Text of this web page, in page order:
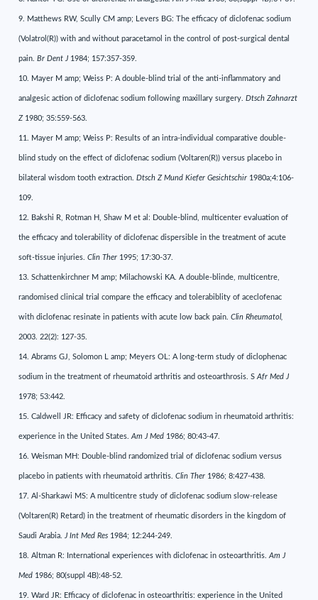
9. Matthews RW, Scully CM amp; Levers BG: The efficacy of diclofenac sodium
(Volatrol(R)) with and without paracetamol in the control of post-surgical dental
pain.Br Dent J 1984; 157:357-359.
10. Mayer M amp; Weiss P: A double-blind trial of the anti-inflammatory and
analgesic action of diclofenac sodium following maxillary surgery.Dtsch Zahnarzt
Z 1980; 35:559-563.
11. Mayer M amp; Weiss P: Results of an intra-individual comparative double-
blind study on the effect of diclofenac sodium (Voltaren(R)) versus placebo in
bilateral wisdom tooth extraction.Dtsch Z Mund Kiefer Gesichtschir 1980a;4:106-
109.
12. Bakshi R, Rotman H, Shaw M et al: Double-blind, multicenter evaluation of
the efficacy and tolerability of diclofenac dispersible in the treatment of acute
soft-tissue injuries.Clin Ther 1995; 17:30-37.
13. Schattenkirchner M amp; Milachowski KA. A double-blinde, multicentre,
randomised clinical trial compare the efficacy and tolerabiblity of aceclofenac
with diclofenac resinate in patients with acute low back pain. Clin Rheumatol,
2003. 22(2): 127-35.
14. Abrams GJ, Solomon L amp; Meyers OL: A long-term study of diclophenac
sodium in the treatment of rheumatoid arthritis and osteoarthrosis. SAfr Med J
1978; 53:442.
15. Caldwell JR: Efficacy and safety of diclofenac sodium in rheumatoid arthritis:
experience in the United States.Am J Med 1986; 80:43-47.
16. Weisman MH: Double-blind randomized trial of diclofenac sodium versus
placebo in patients with rheumatoid arthritis.Clin Ther 1986; 8:427-438.
17. Al-Sharkawi MS: A multicentre study of diclofenac sodium slow-release
(Voltaren(R) Retard) in the treatment of rheumatic disorders in the kingdom of
Saudi Arabia. J Int Med Res 1984; 12:244-249.
18. Altman R: International experiences with diclofenac in osteoarthritis. Am J
Med 1986; 80(suppl 4B):48-52.
19. Ward JR: Efficacy of diclofenac in osteoarthritis: experience in the United